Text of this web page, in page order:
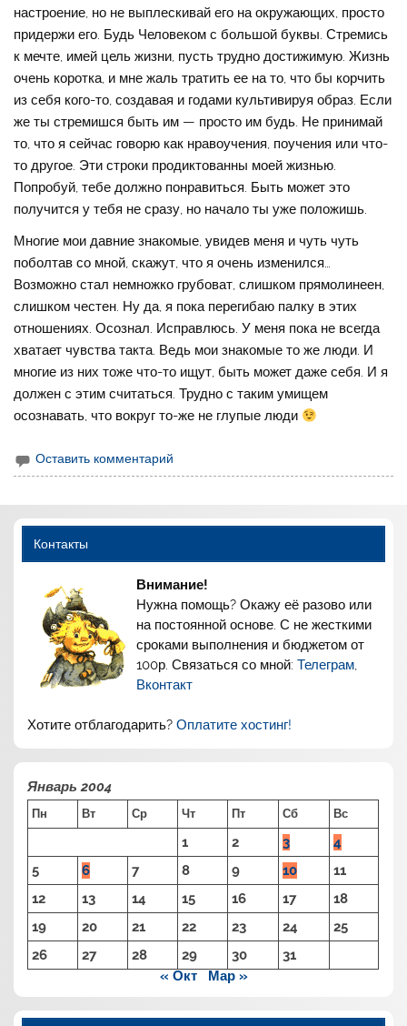
настроение, но не выплескивай его на окружающих, просто
придержи его. Будь Человеком с большой буквы. Стремись
к мечте, имей цель жизни, пусть трудно достижимую. Жизнь
очень коротка, и мне жаль тратить ее на то, что бы корчить
из себя кого-то, создавая и годами культивируя образ. Если
же ты стремишся быть им — просто им будь. Не принимай
то, что я сейчас говорю как нравоучения, поучения или что-
то другое. Эти строки продиктованны моей жизнью.
Попробуй, тебе должно понравиться. Быть может это
получится у тебя не сразу, но начало ты уже положишь.
Многие мои давние знакомые, увидев меня и чуть чуть
поболтав со мной, скажут, что я очень изменился…
Возможно стал немножко грубоват, слишком прямолинеен,
слишком честен. Ну да, я пока перегибаю палку в этих
отношениях. Осознал. Исправлюсь. У меня пока не всегда
хватает чувства такта. Ведь мои знакомые то же люди. И
многие из них тоже что-то ищут, быть может даже себя. И я
должен с этим считаться. Трудно с таким умищем
осознавать, что вокруг то-же не глупые люди
Оставить комментарий
Контакты
Внимание!
Нужна помощь? Окажу её разово или
на постоянной основе. С не жесткими
сроками выполнения и бюджетом от
100р. Связаться со мной:Телеграм
Вконтакт
Хотите отблагодарить?Оплатите хостинг!
Январь 2004
Пн Вт Ср Чт Пт Сб Вс
1 2 3
4
5
6 7 8 9 10
11
12
13 14 15 16 17
18
19
20 21 22 23 24
25
26
27 28 29 30
31
« Окт
Мар »